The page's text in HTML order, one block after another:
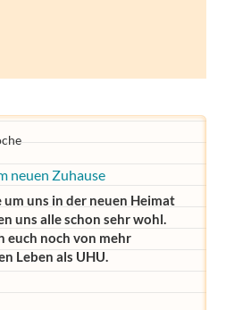
neuen Zuhause
uns in der neuen Heimat
uns alle schon sehr wohl.
euch noch von mehr
Leben als UHU.